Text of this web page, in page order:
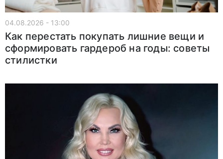
04.08.2026 - 13:00
Как перестать покупать лишние вещи и
сформировать гардероб на годы: советы
стилистки